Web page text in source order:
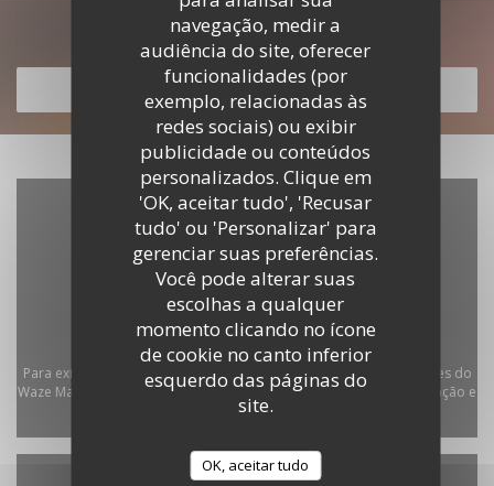
navegação, medir a
audiência do site, oferecer
funcionalidades (por
exemplo, relacionadas às
redes sociais) ou exibir
publicidade ou conteúdos
personalizados. Clique em
'OK, aceitar tudo', 'Recusar
tudo' ou 'Personalizar' para
gerenciar suas preferências.
Você pode alterar suas
escolhas a qualquer
momento clicando no ícone
de cookie no canto inferior
esquerdo das páginas do
site.
OK, aceitar tudo
Descubra o nosso menu
DESCUBRA O NOSSO MENU
Para exibir o mapa interativo do Waze, você deve aceitar os cookies do
Waze Map (Google). Esses cookies podem coletar dados de navegação e
localização. Autorizar